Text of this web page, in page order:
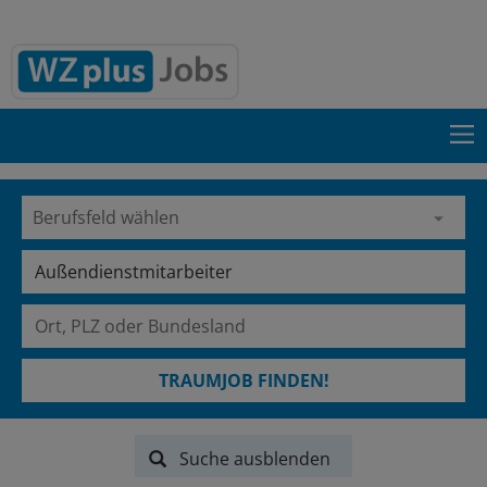
TRAUMJOB FINDEN!
Suche ausblenden